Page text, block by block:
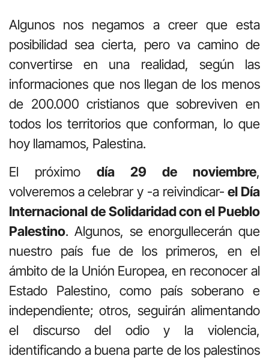
Algunos nos negamos a creer que esta
posibilidad sea cierta, pero va camino de
convertirse en una realidad, según las
informaciones que nos llegan de los menos
de 200.000 cristianos que sobreviven en
todos los territorios que conforman, lo que
hoy llamamos, Palestina.
El próximo día 29 de noviembre,
volveremos a celebrar y -a reivindicar-el Día
Internacional de Solidaridad con el Pueblo
Palestino. Algunos, se enorgullecerán que
nuestro país fue de los primeros, en el
ámbito de la Unión Europea, en reconocer al
Estado Palestino, como país soberano e
independiente; otros, seguirán alimentando
el discurso del odio y la violencia,
identificando a buena parte de los palestinos